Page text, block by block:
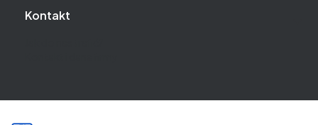
Kontakt